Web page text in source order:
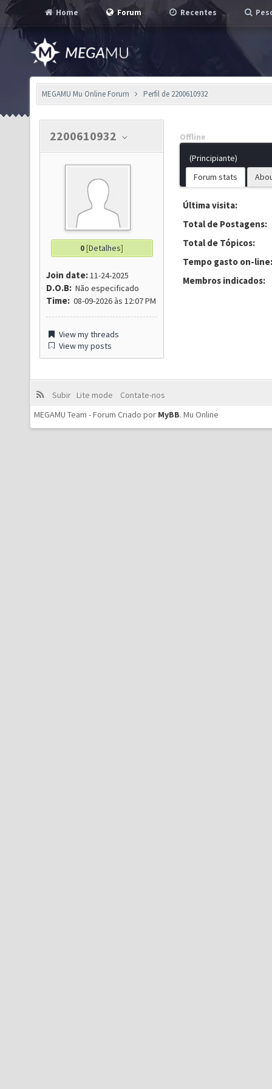
Home Forum Recentes
MEGAMU Mu Online Forum Perfil de 2200610932
2200610932
0[Detalhes]
Join date:11-24-2025
D.O.B: Não especificado
Time: 08-09-2026 às 12:07 PM
View my threads
View my posts
Offline
(Principiante)
Forum stats
Última visita:
Total de Postagens:
Total de Tópicos:
Tempo gasto on-line:
Membros indicados:
Subir Lite mode
Contate-nos
MEGAMU Team - Forum Criado por MyBB. Mu Online